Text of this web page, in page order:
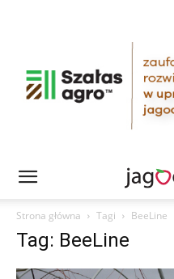
Strona główna Tagi BeeLine
Tag: BeeLine